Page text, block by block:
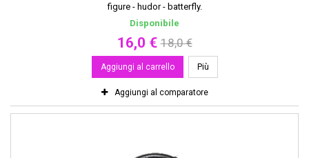
figure - hudor - batterfly.
Disponibile
16,0 € 18,0 €
Aggiungi al carrello Più
Aggiungi al comparatore